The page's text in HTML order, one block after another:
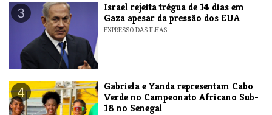
3
​Israel rejeita trégua de 14 dias em
Gaza apesar da pressão dos EUA
EXPRESSO DAS ILHAS
4
Gabriela e Yanda representam Cabo
Verde no Campeonato Africano Sub-
18 no Senegal